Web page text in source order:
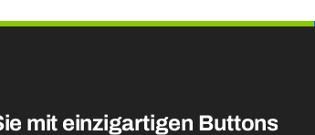
mit einzigartigen